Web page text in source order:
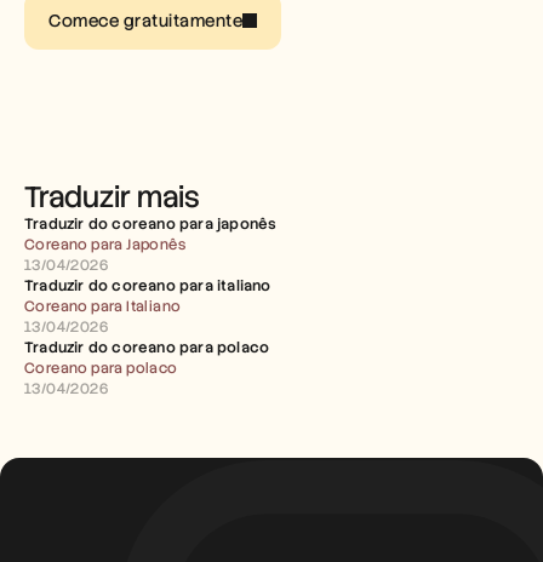
Comece gratuitamente
Traduzir mais
Traduzir do coreano para japonês
Coreano para Japonês
13/04/2026
Traduzir do coreano para italiano
Coreano para Italiano
13/04/2026
Traduzir do coreano para polaco
Coreano para polaco
13/04/2026
Carreiras